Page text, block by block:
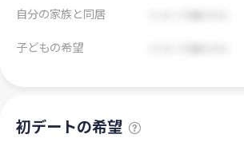
自分の家族と同居
子どもの希望
初デートの希望